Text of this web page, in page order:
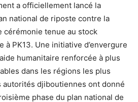
a officiellement lancé la
national de riposte contre la
cérémonie tenue au stock
à PK13. Une initiative d’envergure
humanitaire renforcée à plus
dans les régions les plus
autorités djiboutiennes ont donné
phase du plan national de